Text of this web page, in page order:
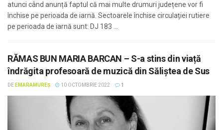
atunci când anunță faptul că mai multe drumuri județene vor fi
închise pe perioada de iarnă. Sectoarele închise circulației rutiere
pe perioada de iarnă sunt: DJ 183 ...
RĂMAS BUN MARIA BARCAN – S-a stins din viață
îndrăgita profesoară de muzică din Săliștea de Sus
DE EMARAMUREȘ 10 OCTOMBRIE 2022 1